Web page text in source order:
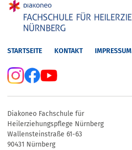
STARTSEITE KONTAKT IMPRESSUM
Diakoneo Fachschule für
Heilerziehungspflege Nürnberg
Wallensteinstraße 61-63
90431 Nürnberg